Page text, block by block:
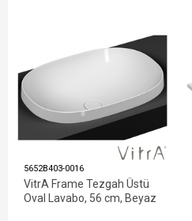
5652B403-0016
VitrA Frame Tezgah Üstü
Oval Lavabo, 56 cm, Beyaz